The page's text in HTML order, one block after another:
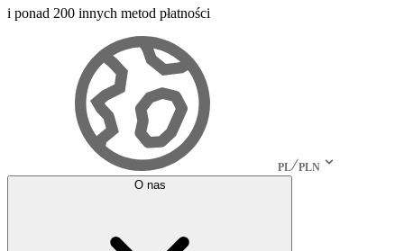
i ponad 200 innych metod płatności
PL PLN
O nas